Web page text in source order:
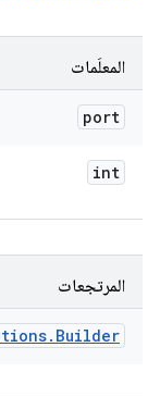
المعلَمات
port
int
المرتجعات
. Builder